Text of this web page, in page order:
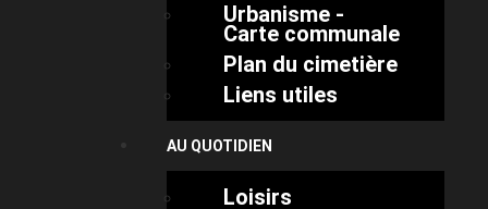
Urbanisme -
Carte communale
Plan du cimetière
Liens utiles
AU QUOTIDIEN
Loisirs